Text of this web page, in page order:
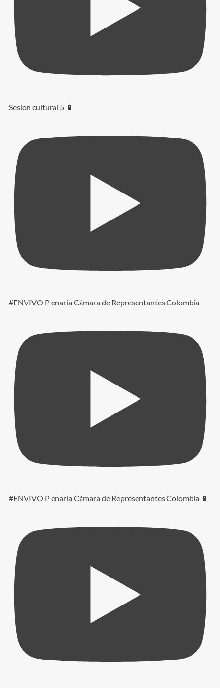
Sesion cultural 5 📱
#ENVIVO P enaria Cámara de Representantes Colombia
#ENVIVO P enaria Cámara de Representantes Colombia 📱